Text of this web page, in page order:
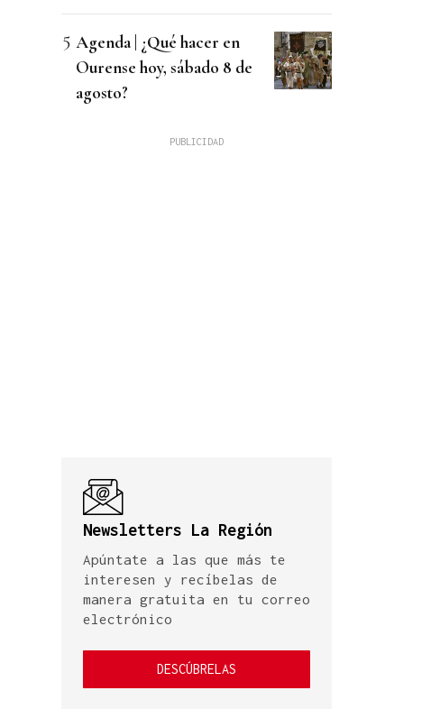
Agenda | ¿Qué hacer en
Ourense hoy, sábado 8 de
agosto?
Newsletters La Región
Apúntate a las que más te
interesen y recíbelas de
manera gratuita en tu correo
electrónico
DESCÚBRELAS